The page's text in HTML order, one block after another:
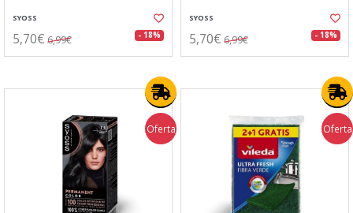
SYOSS
5,70€ 6,99€ - 18%
SYOSS
5,70€ 6,99€ - 18%
Oferta Oferta